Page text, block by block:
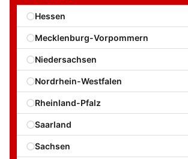
Hessen
Mecklenburg-Vorpommern
Niedersachsen
Nordrhein-Westfalen
Rheinland-Pfalz
Saarland
Sachsen